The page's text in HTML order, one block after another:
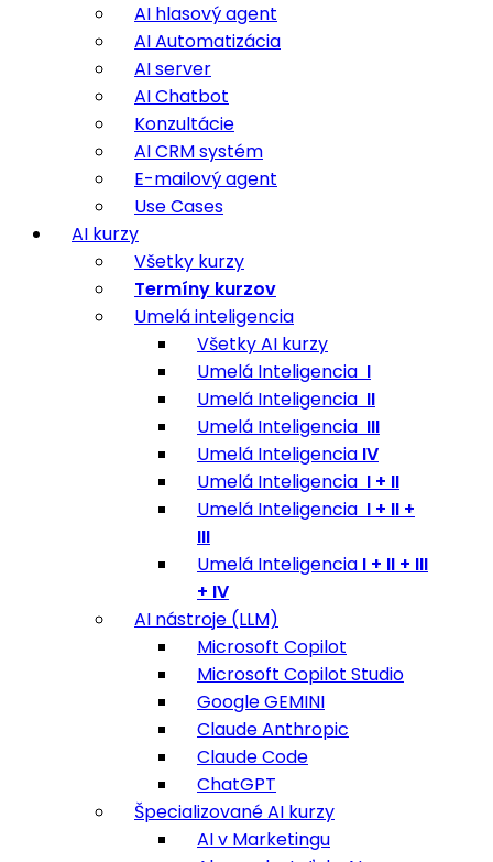
AI hlasový agent
AI Automatizácia
AI server
AI Chatbot
Konzultácie
AI CRM systém
E-mailový agent
Use Cases
AI kurzy
Všetky kurzy
Termíny kurzov
Umelá inteligencia
Všetky AI kurzy
Umelá Inteligencia I
Umelá Inteligencia II
Umelá Inteligencia III
Umelá Inteligencia IV
Umelá Inteligencia I + II
Umelá Inteligencia I + II +
III
Umelá Inteligencia I + II + III
+ IV
AI nástroje (LLM)
Microsoft Copilot
Microsoft Copilot Studio
Google GEMINI
Claude Anthropic
Claude Code
ChatGPT
Špecializované AI kurzy
AI v Marketingu